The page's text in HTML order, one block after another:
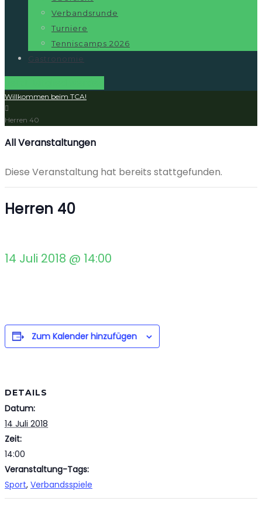
Verbandsrunde
Turniere
Tenniscamps 2026
Gastronomie
Willkommen beim TCA!
Herren 40
All Veranstaltungen
Diese Veranstaltung hat bereits stattgefunden.
Herren 40
14 Juli 2018 @ 14:00
Zum Kalender hinzufügen
DETAILS
Datum:
14 Juli 2018
Zeit:
14:00
Veranstaltung-Tags:
Sport, Verbandsspiele